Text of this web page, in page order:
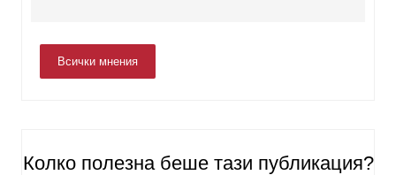
Всички мнения
Колко полезна беше тази публикация?